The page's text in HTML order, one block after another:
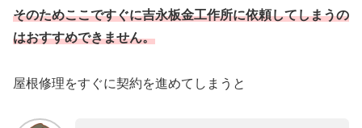
そのためここですぐに吉永板金工作所に依頼してしまうの
はおすすめできません。
屋根修理をすぐに契約を進めてしまうと